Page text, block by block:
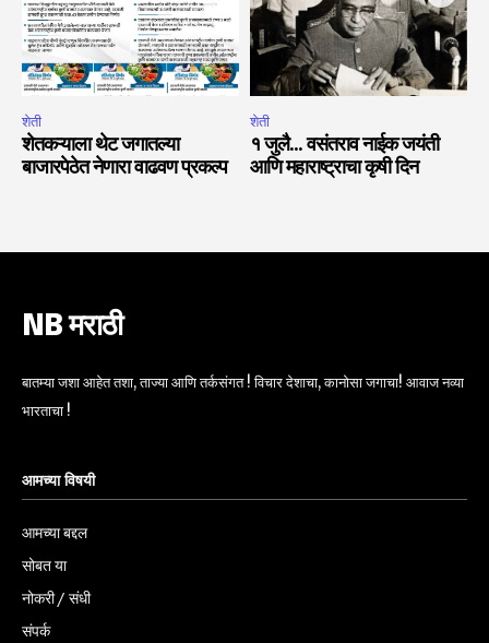
शेती
शेतकऱ्याला थेट जगातल्या
बाजारपेठेत नेणारा वाढवण प्रकल्प
शेती
१ जुलै… वसंतराव नाईक जयंती
आणि महाराष्ट्राचा कृषी दिन
NB मराठी
बातम्या जशा आहेत तशा, ताज्या आणि तर्कसंगत ! विचार देशाचा, कानोसा जगाचा! आवाज नव्या
भारताचा !
आमच्या विषयी
आमच्या बद्दल
सोबत या
नोकरी / संधी
संपर्क